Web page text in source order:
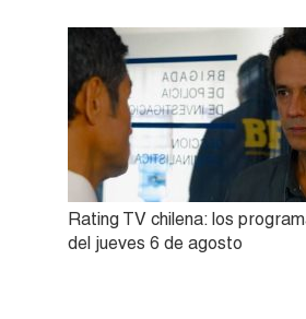
Rating TV chilena: los
del jueves 6 de agosto